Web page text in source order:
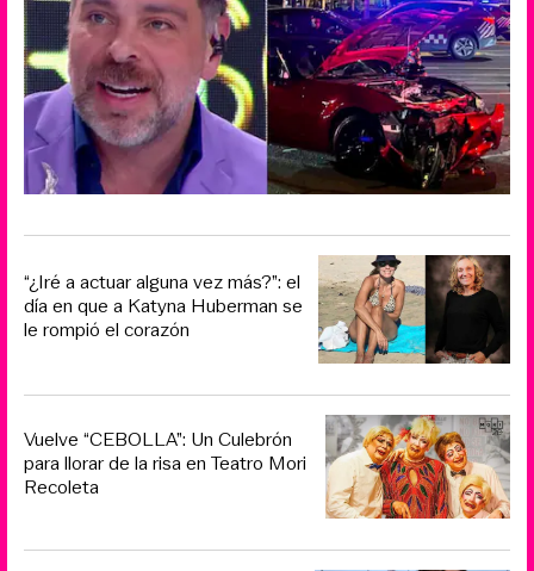
“¿Iré a actuar alguna vez más?”: el
día en que a Katyna Huberman se
le rompió el corazón
Vuelve “CEBOLLA”: Un Culebrón
para llorar de la risa en Teatro Mori
Recoleta